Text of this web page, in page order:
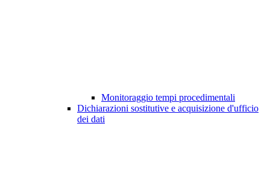
Monitoraggio tempi procedimentali
Dichiarazioni sostitutive e acquisizione d'ufficio
dei dati